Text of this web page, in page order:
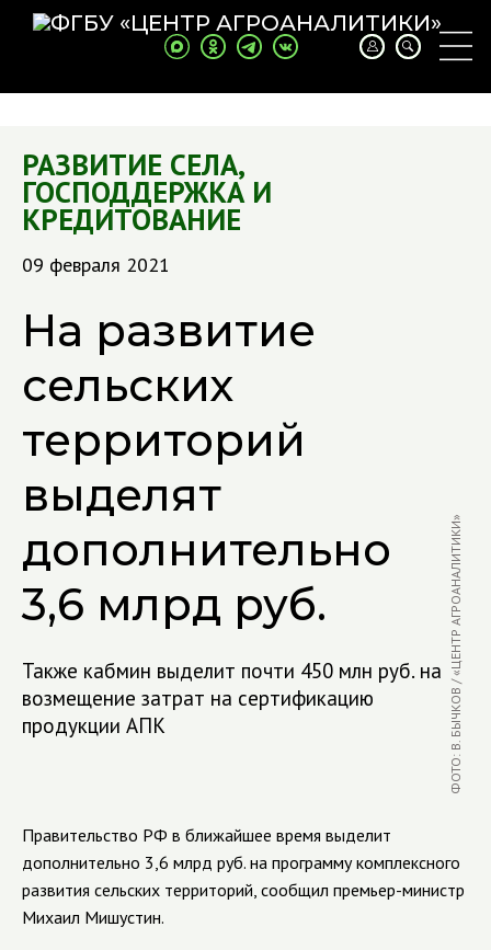
РАЗВИТИЕ СЕЛА,
ГОСПОДДЕРЖКА И
КРЕДИТОВАНИЕ
09 февраля 2021
На развитие
сельских
территорий
выделят
дополнительно
3,6 млрд руб.
Также кабмин выделит почти 450 млн руб. на
возмещение затрат на сертификацию
продукции АПК
ФОТО: В. БЫЧКОВ / «ЦЕНТР АГРОАНАЛИТИКИ»
Правительство РФ в ближайшее время выделит
дополнительно 3,6 млрд руб. на программу комплексного
развития сельских территорий, сообщил премьер-министр
Михаил Мишустин.